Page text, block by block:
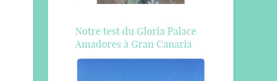
Notre test du Gloria Palace
Amadores à Gran Canaria